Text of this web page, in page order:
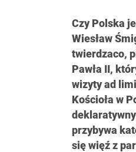
Czy Polska
Wiesław
twierdzaco,
Pawła II,
wizyty ad
Kościoła w
przybywa
się więź z